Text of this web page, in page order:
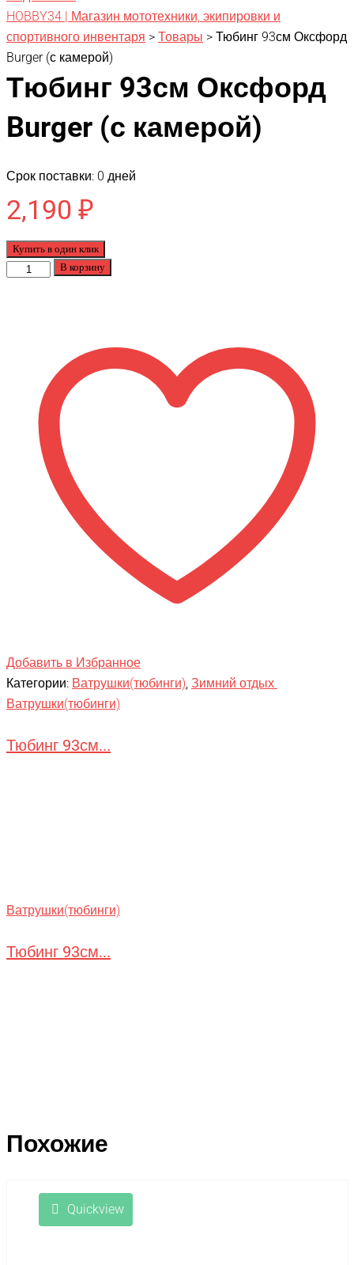
HOBBY34 | Магазин мототехники, экипировки и
спортивного инвентаря > Товары > Тюбинг 93см Оксфорд
Burger (с камерой)
Тюбинг 93см Оксфорд
Burger (с камерой)
Срок поставки: 0 дней
2,190 ₽
Купить в один клик
Количество
камерой)
В корзину
Добавить в Избранное
Категории: Ватрушки(тюбинги), Зимний отдых
Ватрушки(тюбинги)
Тюбинг 93см...
Ватрушки(тюбинги)
Тюбинг 93см...
Похожие
Quickview